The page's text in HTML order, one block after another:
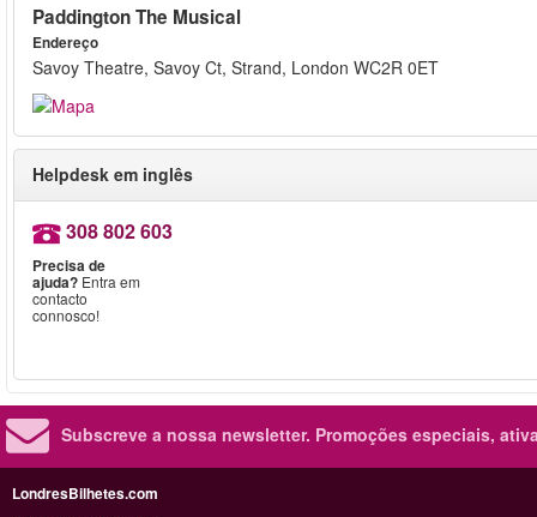
Paddington The Musical
Endereço
Savoy Theatre, Savoy Ct, Strand, London WC2R 0ET
Helpdesk em inglês
308 802 603
Precisa de
ajuda? Entra em
contacto
connosco!
Subscreve a nossa newsletter. Promoções especiais,
LondresBilhetes.com